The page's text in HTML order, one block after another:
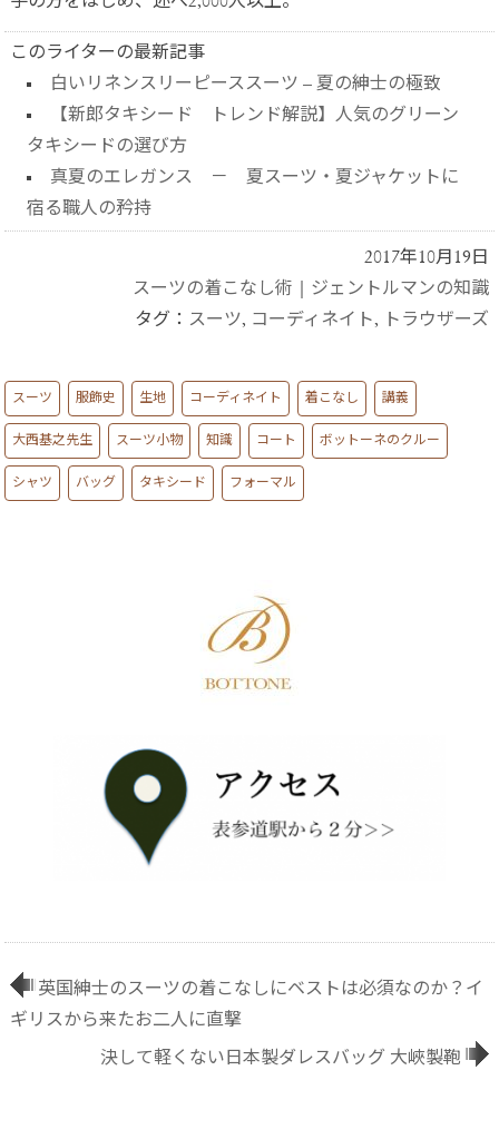
このライターの最新記事
白いリネンスリーピーススーツ – 夏の紳士の極致
【新郎タキシード トレンド解説】人気のグリーン
タキシードの選び方
真夏のエレガンス － 夏スーツ・夏ジャケットに
宿る職人の矜持
2017年10月19日
スーツの着こなし術
ジェントルマンの知識
タグ： スーツ, コーディネイト, トラウザーズ
スーツ 服飾史 生地 コーディネイト 着こなし 講義
大西基之先生 スーツ小物 知識 コート ボットーネのクルー
シャツ バッグ タキシード フォーマル
英国紳士のスーツの着こなしにベストは必須なのか？イ
ギリスから来たお二人に直撃
決して軽くない日本製ダレスバッグ 大峽製鞄